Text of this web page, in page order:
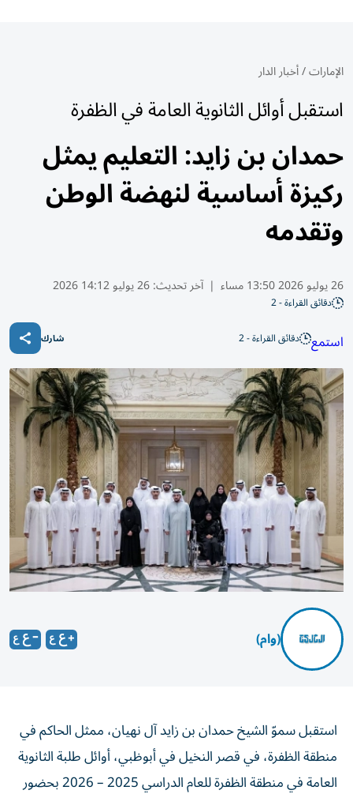
الإمارات/أخبار الدار
استقبل أوائل الثانوية العامة في الظفرة
حمدان بن زايد: التعليم يمثل
ركيزة أساسية لنهضة الوطن
وتقدمه
26 يوليو 2026 13:50 مساء | آخر تحديث:26 يوليو 14:12 2026
دقائق القراءة - 2
استمع دقائق القراءة - 2 شارك
(وام)
منطقة الظفرة، في قصر النخيل في أبوظبي، أوائل طلبة الثانوية
العامة في منطقة الظفرة للعام الدراسي 2025 – 2026 بحضور